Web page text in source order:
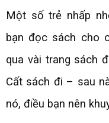
Một số trẻ nhấp
bạn đọc sách cho
qua vài trang sách
Cất sách đi – sau
nó, điều bạn nên